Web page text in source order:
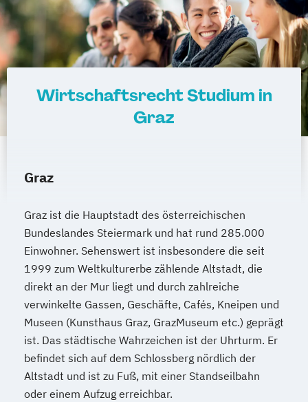
Studienzentrum Würzburg
Studienzentrum Linz
Studienzentrum Wien
Studienzentrum Feldkirch
Studienzentrum Hamburg Logistik-Bachelor
Studienzentrum Judenburg
Wirtschaftsrecht Studium in
Graz
Graz
Graz ist die Hauptstadt des österreichischen
Bundeslandes Steiermark und hat rund 285.000
Einwohner. Sehenswert ist insbesondere die seit
1999 zum Weltkulturerbe zählende Altstadt, die
direkt an der Mur liegt und durch zahlreiche
verwinkelte Gassen, Geschäfte, Cafés, Kneipen und
Museen (Kunsthaus Graz, GrazMuseum etc.) geprägt
ist. Das städtische Wahrzeichen ist der Uhrturm. Er
befindet sich auf dem Schlossberg nördlich der
Altstadt und ist zu Fuß, mit einer Standseilbahn
oder einem Aufzug erreichbar.